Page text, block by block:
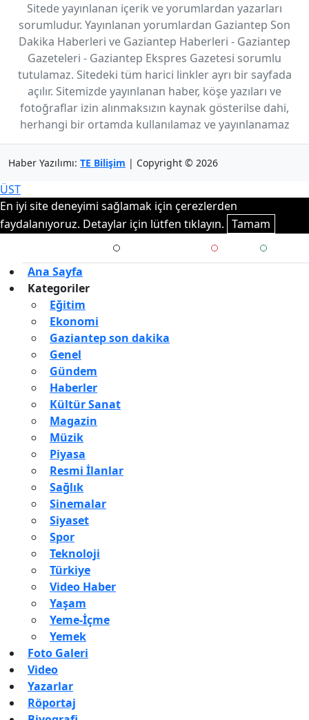
SAKARYA
SAMSUN
SİNOP
SİVAS
SİİRT
TEKİRDAĞ
TOKAT
TRABZON
TUNCELİ
UŞAK
YALOVA
YOZGAT
ZONGULDAK
ÇANKIRI
ÇORUM
İSTANBUL
İZMİR
ŞANLIURFA
ŞIRNAK
Sitede yayınlanan içerik ve yorumlardan yazarları
sorumludur. Yayınlanan yorumlardan Gaziantep Son
Dakika Haberleri ve Gaziantep Haberleri - Gaziantep
Gazeteleri - Gaziantep Ekspres Gazetesi sorumlu
tutulamaz. Sitedeki tüm harici linkler ayrı bir sayfada
açılır. Sitemizde yayınlanan haber, köşe yazıları ve
fotoğraflar izin alınmaksızın kaynak gösterilse dahi,
herhangi bir ortamda kullanılamaz ve yayınlanamaz
Haber Yazılımı: TE Bilişim | Copyright © 2026
ÜST
En iyi site deneyimi sağlamak için çerezlerden
faydalanıyoruz. Detaylar için lütfen tıklayın. Tamam
Ana Sayfa
Kategoriler
Eğitim
Ekonomi
Gaziantep son dakika
Genel
Gündem
Haberler
Kültür Sanat
Magazin
Müzik
Piyasa
Resmi İlanlar
Sağlık
Sinemalar
Siyaset
Spor
Teknoloji
Türkiye
Video Haber
Yaşam
Yeme-İçme
Yemek
Foto Galeri
Video
Yazarlar
Röportaj